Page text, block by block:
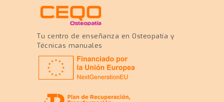
Tu centro de enseñanza en Osteopatía y
Técnicas manuales